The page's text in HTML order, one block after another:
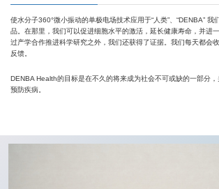
使水分子360°微小振动的单极电场技术应用于“人类”、“DENBA” 我
品。在那里，我们可以促进细胞水平的激活，延长健康寿命，并进
过产学合作推进科学研究之外，我们还获得了证据。我们每天都会
反馈。
DENBA Health的目标是在不久的将来成为社会不可或缺的一部分
预防疾病。